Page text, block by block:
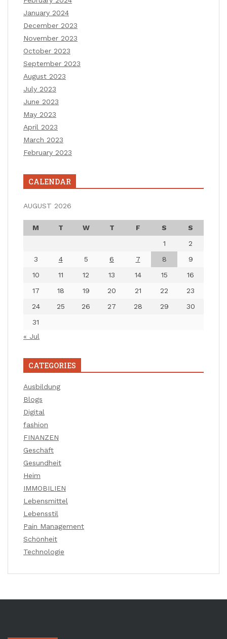
January 2024
December 2023
November 2023
October 2023
September 2023
August 2023
July 2023
June 2023
May 2023
April 2023
March 2023
February 2023
CALENDAR
AUGUST 2026
M T W T F S
S
1
2
3
4 5 6 7 8
9
10
11 12 13 14 15
16
17
18 19 20 21 22
23
24
25 26 27 28 29
30
31
« Jul
CATEGORIES
Ausbildung
Blogs
Digital
fashion
FINANZEN
Geschäft
Gesundheit
Heim
IMMOBILIEN
Lebensmittel
Lebensstil
Pain Management
Schönheit
Technologie